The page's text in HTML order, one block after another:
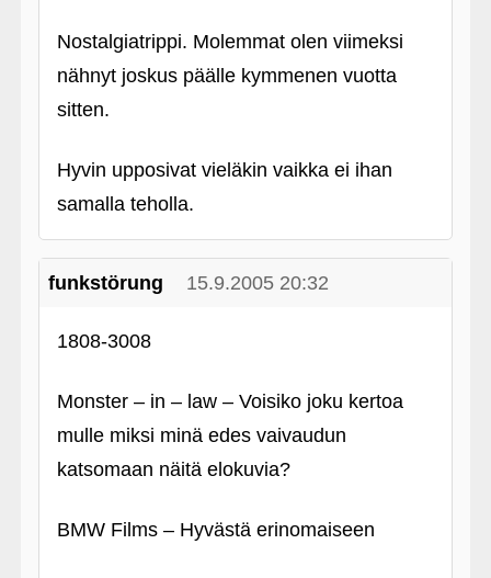
Nostalgiatrippi. Molemmat olen viimeksi
nähnyt joskus päälle kymmenen vuotta
sitten.
Hyvin upposivat vieläkin vaikka ei ihan
samalla teholla.
funkstörung 15.9.2005 20:32
1808-3008
Monster – in – law – Voisiko joku kertoa
mulle miksi minä edes vaivaudun
katsomaan näitä elokuvia?
BMW Films – Hyvästä erinomaiseen